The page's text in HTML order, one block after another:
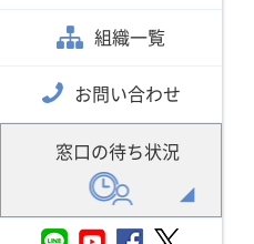
組織一覧
お問い合わせ
窓口の待ち状況